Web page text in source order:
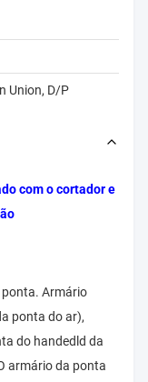
Union, D/P
com o cortador e
ponta. Armário
ponta do ar),
do handedld da
armário da ponta